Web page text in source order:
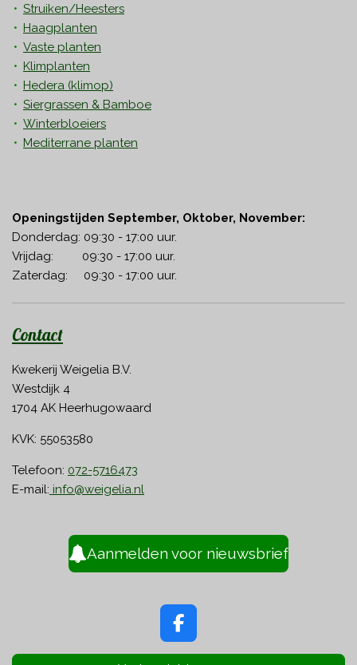
Struiken/Heesters
Haagplanten
Vaste planten
Klimplanten
Hedera (klimop)
Siergrassen & Bamboe
Winterbloeiers
Mediterrane planten
Openingstijden September, Oktober, November:
Donderdag: 09:30 - 17:00 uur.
Vrijdag: 09:30 - 17:00 uur.
Zaterdag: 09:30 - 17:00 uur.
Contact
Kwekerij Weigelia B.V.
Westdijk 4
1704 AK Heerhugowaard
KVK: 55053580
Telefoon: 072-5716473
E-mail: info@weigelia.nl
Aanmelden voor nieuwsbrief
F
a